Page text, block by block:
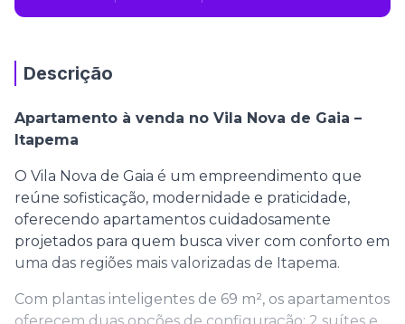
Descrição
Apartamento à venda no Vila Nova de Gaia –
Itapema
O Vila Nova de Gaia é um empreendimento que
reúne sofisticação, modernidade e praticidade,
oferecendo apartamentos cuidadosamente
projetados para quem busca viver com conforto em
uma das regiões mais valorizadas de Itapema.
Com plantas inteligentes de 69 m², os apartamentos